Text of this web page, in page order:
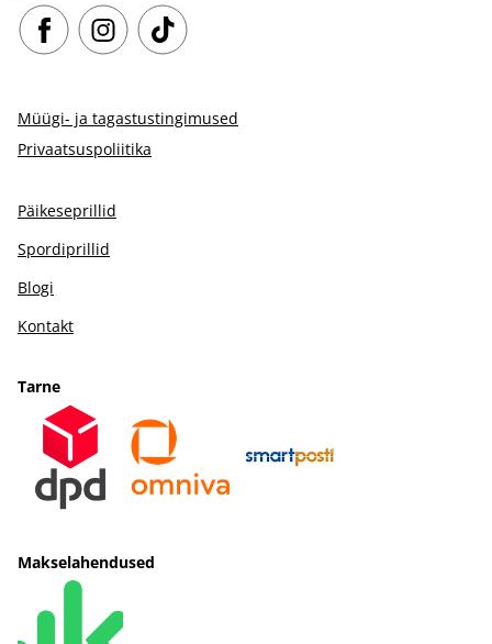
Müügi- ja tagastustingimused
Privaatsuspoliitika
Päikeseprillid
Spordiprillid
Blogi
Kontakt
Tarne
Makselahendused